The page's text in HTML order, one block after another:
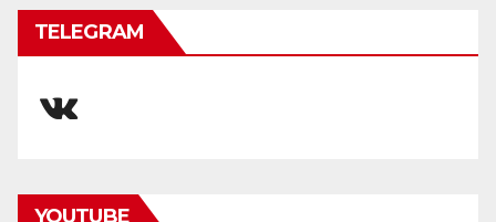
TELEGRAM
YOUTUBE